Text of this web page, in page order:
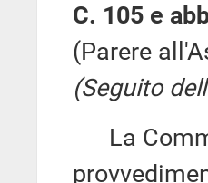
C. 105 e
(Parere
(Seguito
La